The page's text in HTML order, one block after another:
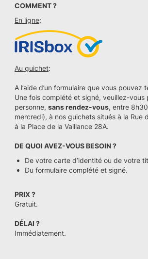
COMMENT ?
En ligne:
Au guichet:
A l’aide d’un formulaire que vous pouvez
Une fois complété et signé, veuillez-vous
personne, sans rendez-vous, entre
mercredi), à nos guichets situés à la Rue
à la Place de la Vaillance 28A.
DE QUOI AVEZ-VOUS BESOIN ?
De votre carte d’identité ou de votre
Du formulaire complété et signé.
PRIX ?
Gratuit.
DÉLAI ?
Immédiatement.